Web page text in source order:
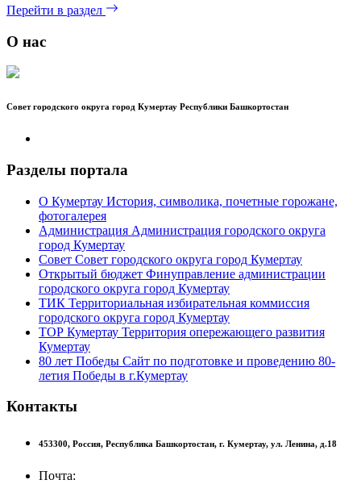
Перейти в раздел
О нас
Совет городского округа город Кумертау Республики Башкортостан
Разделы портала
О Кумертау История, символика, почетные горожане,
фотогалерея
Администрация Администрация городского округа
город Кумертау
Совет Совет городского округа город Кумертау
Открытый бюджет Финуправление администрации
городского округа город Кумертау
ТИК Территориальная избирательная коммиссия
городского округа город Кумертау
ТОР Кумертау Территория опережающего развития
Кумертау
80 лет Победы Сайт по подготовке и проведению 80-
летия Победы в г.Кумертау
Контакты
453300, Россия, Республика Башкортостан, г. Кумертау, ул. Ленина, д.18
Почта: